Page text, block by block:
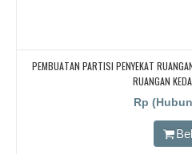
PEMBUATAN PARTISI PENYEKAT
RUANGAN
Rp